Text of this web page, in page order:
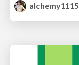
alchemy1115